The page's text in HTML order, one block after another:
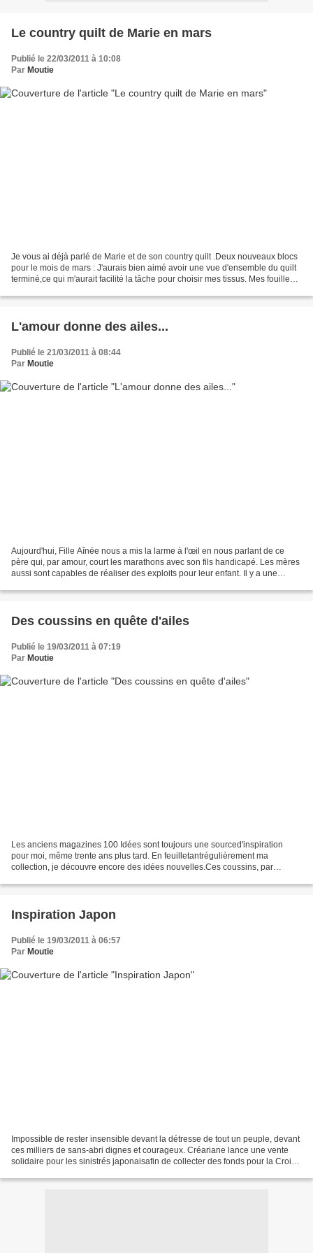
Le country quilt de Marie en mars
Publié le 22/03/2011 à 10:08
Par Moutie
Je vous ai déjà parlé de Marie et de son country quilt .Deux nouveaux blocs
pour le mois de mars : J'aurais bien aimé avoir une vue d'ensemble du quilt
terminé,ce qui m'aurait facilité la tâche pour choisir mes tissus. Mes fouilles
L'amour donne des ailes...
Publié le 21/03/2011 à 08:44
Par Moutie
Aujourd'hui, Fille Aînée nous a mis la larme à l'œil en nous parlant de ce
père qui, par amour, court les marathons avec son fils handicapé. Les mères
aussi sont capables de réaliser des exploits pour leur enfant. Il y a une
Des coussins en quête d'ailes
Publié le 19/03/2011 à 07:19
Par Moutie
Les anciens magazines 100 Idées sont toujours une sourced'inspiration
pour moi, même trente ans plus tard. En feuilletantrégulièrement ma
collection, je découvre encore des idées nouvelles.Ces coussins, par
Inspiration Japon
Publié le 19/03/2011 à 06:57
Par Moutie
Impossible de rester insensible devant la détresse de tout un peuple, devant
ces milliers de sans-abri dignes et courageux. Créariane lance une vente
solidaire pour les sinistrés japonaisafin de collecter des fonds pour la Croix-